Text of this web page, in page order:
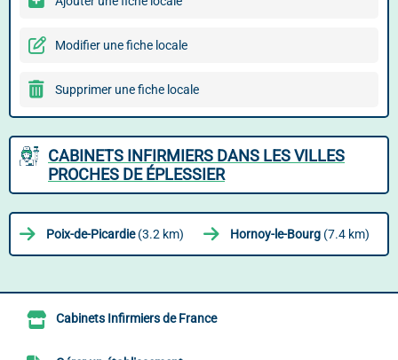
Modifier une fiche locale
Supprimer une fiche locale
CABINETS INFIRMIERS DANS LES VILLES
PROCHES DE ÉPLESSIER
Poix-de-Picardie(3.2 km) Hornoy-le-Bourg (7.4 km)
Cabinets Infirmiers de France